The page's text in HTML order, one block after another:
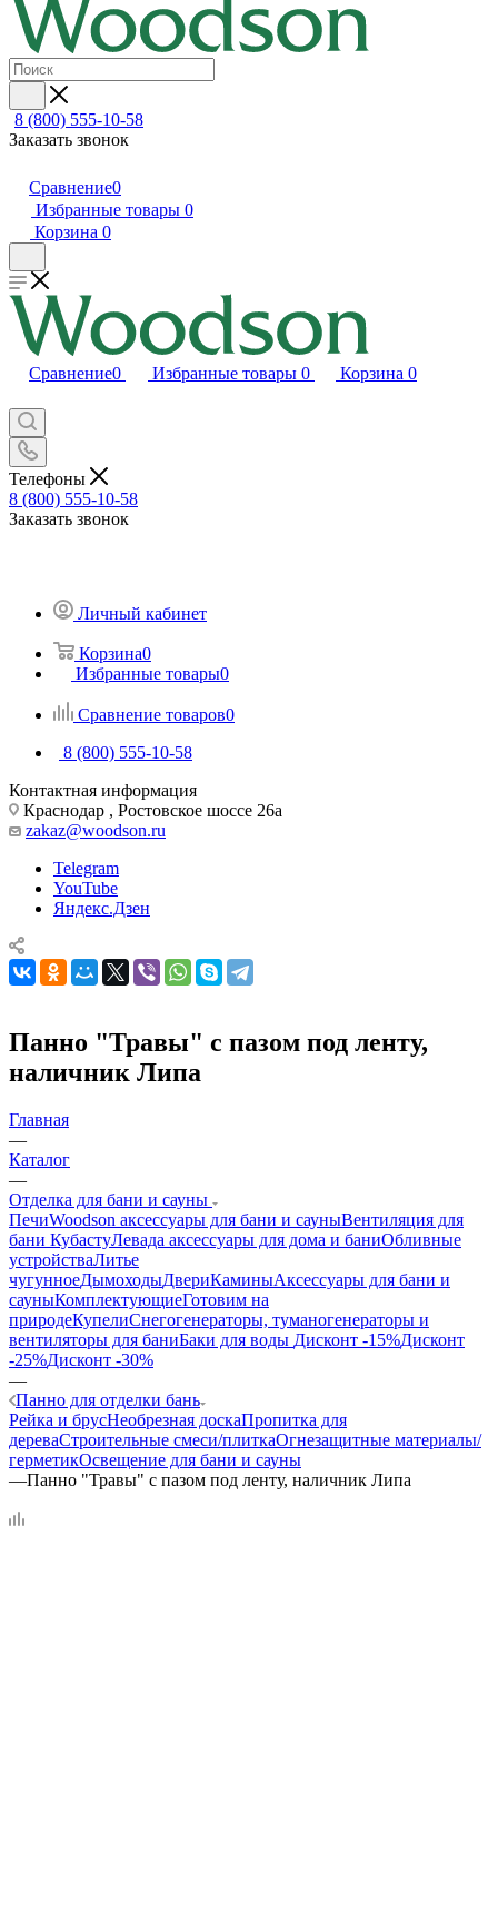
8 (800) 555-10-58
Заказать звонок
Сравнение0
Избранные товары 0
Корзина 0
Сравнение0 Избранные товары 0 Корзина 0
Телефоны
8 (800) 555-10-58
Заказать звонок
Личный кабинет
Корзина0
Избранные товары0
Сравнение товаров0
8 (800) 555-10-58
Контактная информация
Краснодар , Ростовское шоссе 26а
zakaz@woodson.ru
Telegram
YouTube
Яндекс.Дзен
Панно "Травы" с пазом под ленту,
наличник Липа
Главная
—
Каталог
—
Отделка для бани и сауны
ПечиWoodson аксессуары для бани и сауныВентиляция для
бани КубастуЛевада аксессуары для дома и баниОбливные
устройстваЛитье
чугунноеДымоходыДвериКаминыАксессуары для бани и
сауныКомплектующиеГотовим на
природеКупелиСнегогенераторы, туманогенераторы и
вентиляторы для баниБаки для воды Дисконт -15%Дисконт
-25%Дисконт -30%
—
Панно для отделки бань
Рейка и брусНеобрезная доскаПропитка для
дереваСтроительные смеси/плиткаОгнезащитные материалы/
герметикОсвещение для бани и сауны
—Панно "Травы" с пазом под ленту, наличник Липа